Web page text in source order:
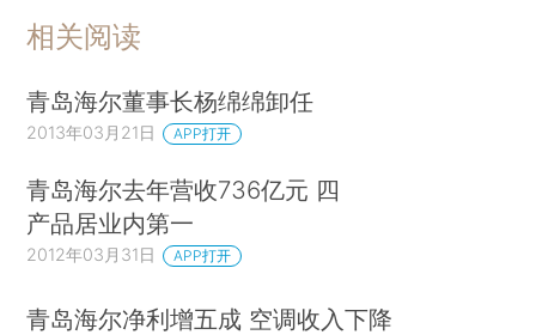
相关阅读
青岛海尔董事长杨绵绵卸任
2013年03月21日 APP打开
青岛海尔去年营收736亿元 四
产品居业内第一
2012年03月31日 APP打开
青岛海尔净利增五成 空调收入下降